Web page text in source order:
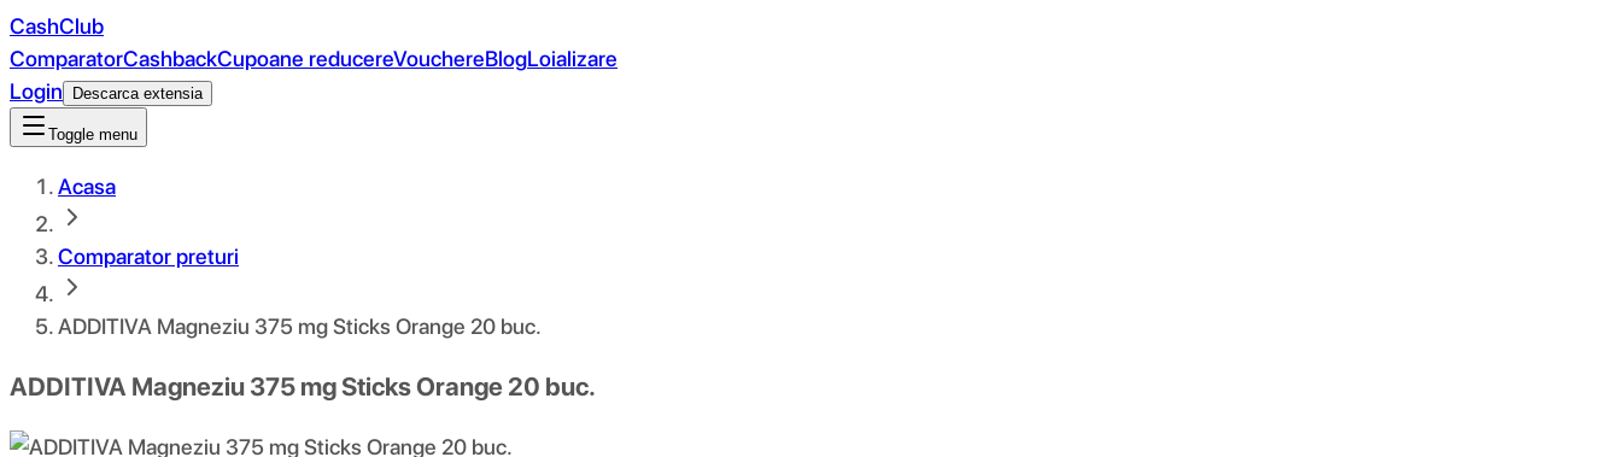
CashClub
ComparatorCashbackCupoane reducereVouchereBlogLoializare
Login
Descarca extensia
Toggle menu
Acasa
Comparator preturi
ADDITIVA Magneziu 375 mg Sticks Orange 20 buc.
ADDITIVA Magneziu 375 mg Sticks Orange 20 buc.